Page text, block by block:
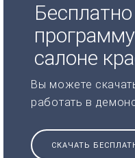
салоне
Вы можете
работать в
СКАЧАТЬ